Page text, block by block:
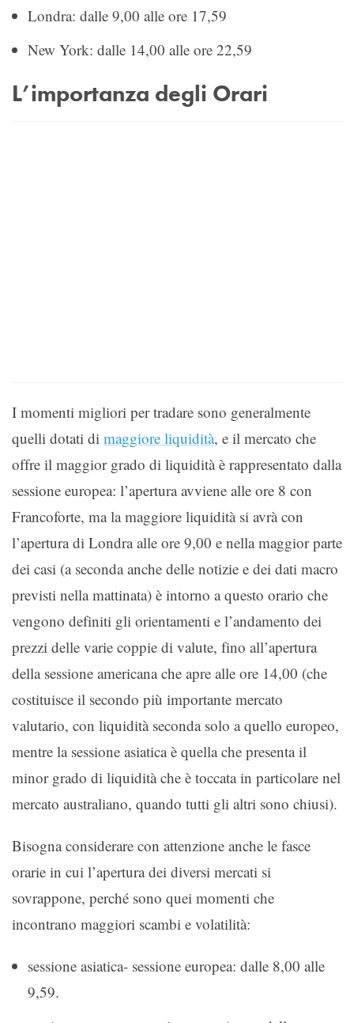
Londra: dalle 9,00 alle ore 17,59
New York: dalle 14,00 alle ore 22,59
L’importanza degli Orari
I momenti migliori per tradare sono generalmente
quelli dotati di maggiore liquidità, e il mercato che
offre il maggior grado di liquidità è rappresentato dalla
sessione europea: l’apertura avviene alle ore 8 con
Francoforte, ma la maggiore liquidità si avrà con
l’apertura di Londra alle ore 9,00 e nella maggior parte
dei casi (a seconda anche delle notizie e dei dati macro
previsti nella mattinata) è intorno a questo orario che
vengono definiti gli orientamenti e l’andamento dei
prezzi delle varie coppie di valute, fino all’apertura
della sessione americana che apre alle ore 14,00 (che
costituisce il secondo più importante mercato
valutario, con liquidità seconda solo a quello europeo,
mentre la sessione asiatica è quella che presenta il
minor grado di liquidità che è toccata in particolare nel
mercato australiano, quando tutti gli altri sono chiusi).
Bisogna considerare con attenzione anche le fasce
orarie in cui l’apertura dei diversi mercati si
sovrappone, perché sono quei momenti che
incontrano maggiori scambi e volatilità:
sessione asiatica- sessione europea: dalle 8,00 alle
9,59.